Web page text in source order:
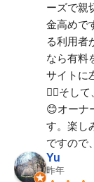
ーズで親
金高めで
る利用者
なら有料
サイトに
☝🏼そし
😊オーナ
す。楽し
ですので
Yu
昨年